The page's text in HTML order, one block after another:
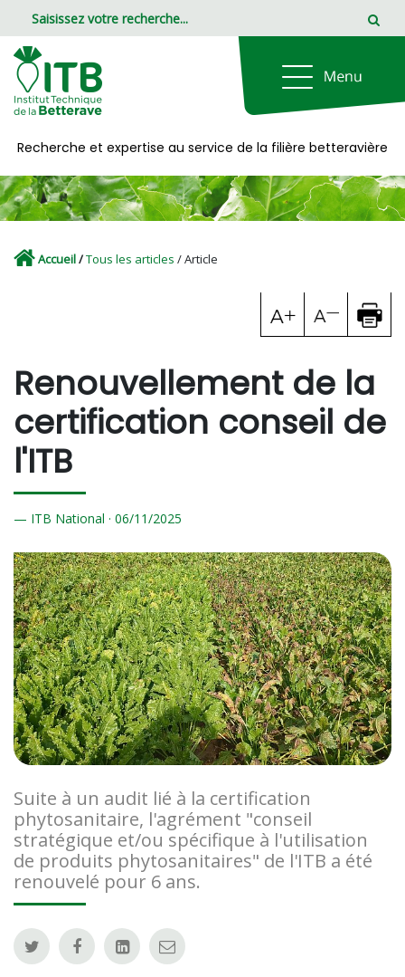
Recherche et expertise au service de la filière betteravière
Accueil/Tous les articles / Article
Renouvellement de la
certification conseil de
l'ITB
ITB National · 06/11/2025
Suite à un audit lié à la certification
phytosanitaire, l'agrément "conseil
stratégique et/ou spécifique à l'utilisation
de produits phytosanitaires" de l'ITB a été
renouvelé pour 6 ans.
Panneau de gestion des cookies